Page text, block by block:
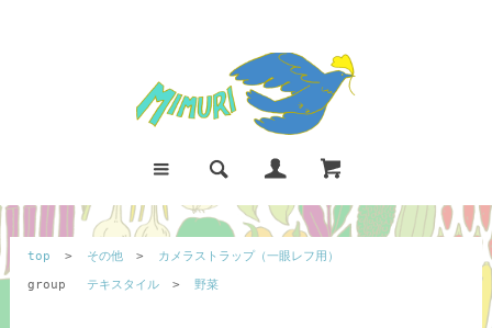
top > その他 >
カメラストラップ（一眼レフ用）
group
テキスタイル > 野菜